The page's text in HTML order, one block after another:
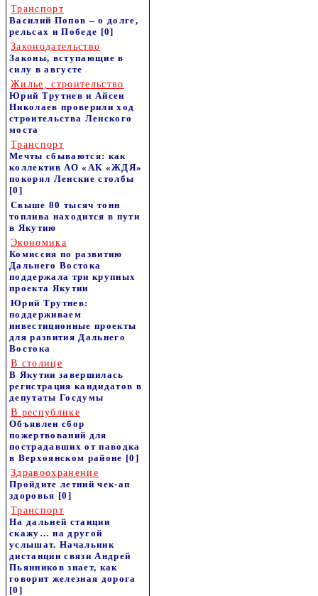
Транспорт
Василий Попов – о долге,
рельсах и Победе [0]
Законодательство
Законы, вступающие в
силу в августе
Жилье, строительство
Юрий Трутнев и Айсен
Николаев проверили ход
строительства Ленского
моста
Транспорт
Мечты сбываются: как
коллектив АО «АК «ЖДЯ»
покорял Ленские столбы
[0]
Свыше 80 тысяч тонн
топлива находится в пути
в Якутию
Экономика
Комиссия по развитию
Дальнего Востока
поддержала три крупных
проекта Якутии
Юрий Трутнев:
поддерживаем
инвестиционные проекты
для развития Дальнего
Востока
В столице
В Якутии завершилась
регистрация кандидатов в
депутаты Госдумы
В республике
Объявлен сбор
пожертвований для
пострадавших от паводка
в Верхоянском районе [0]
Здравоохранение
Пройдите летний чек-ап
здоровья [0]
Транспорт
На дальней станции
скажу… на другой
услышат. Начальник
дистанции связи Андрей
Пьянников знает, как
говорит железная дорога
[0]